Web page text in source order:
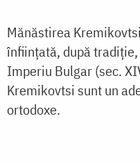
Mănăstirea
înființată, după
Imperiu Bulgar (sec.
Kremikovtsi sunt un
ortodoxe.